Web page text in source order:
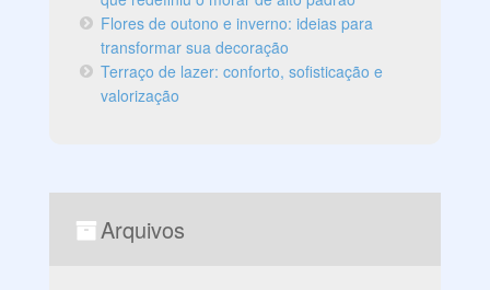
Flores de outono e inverno: ideias para
transformar sua decoração
Terraço de lazer: conforto, sofisticação e
valorização
Arquivos